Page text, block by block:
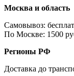
Москва и область
Самовывоз:
По Москве: 1500
Регионы РФ
Доставка до